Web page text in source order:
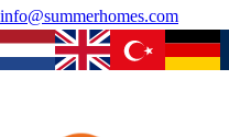
info@summerhomes.com